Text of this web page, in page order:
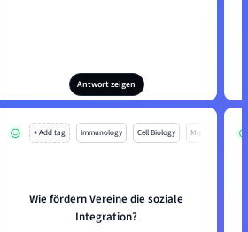
Antwort zeigen
+ Add tag Immunology Cell Biology Mo
Wie fördern Vereine die soziale
Integration?